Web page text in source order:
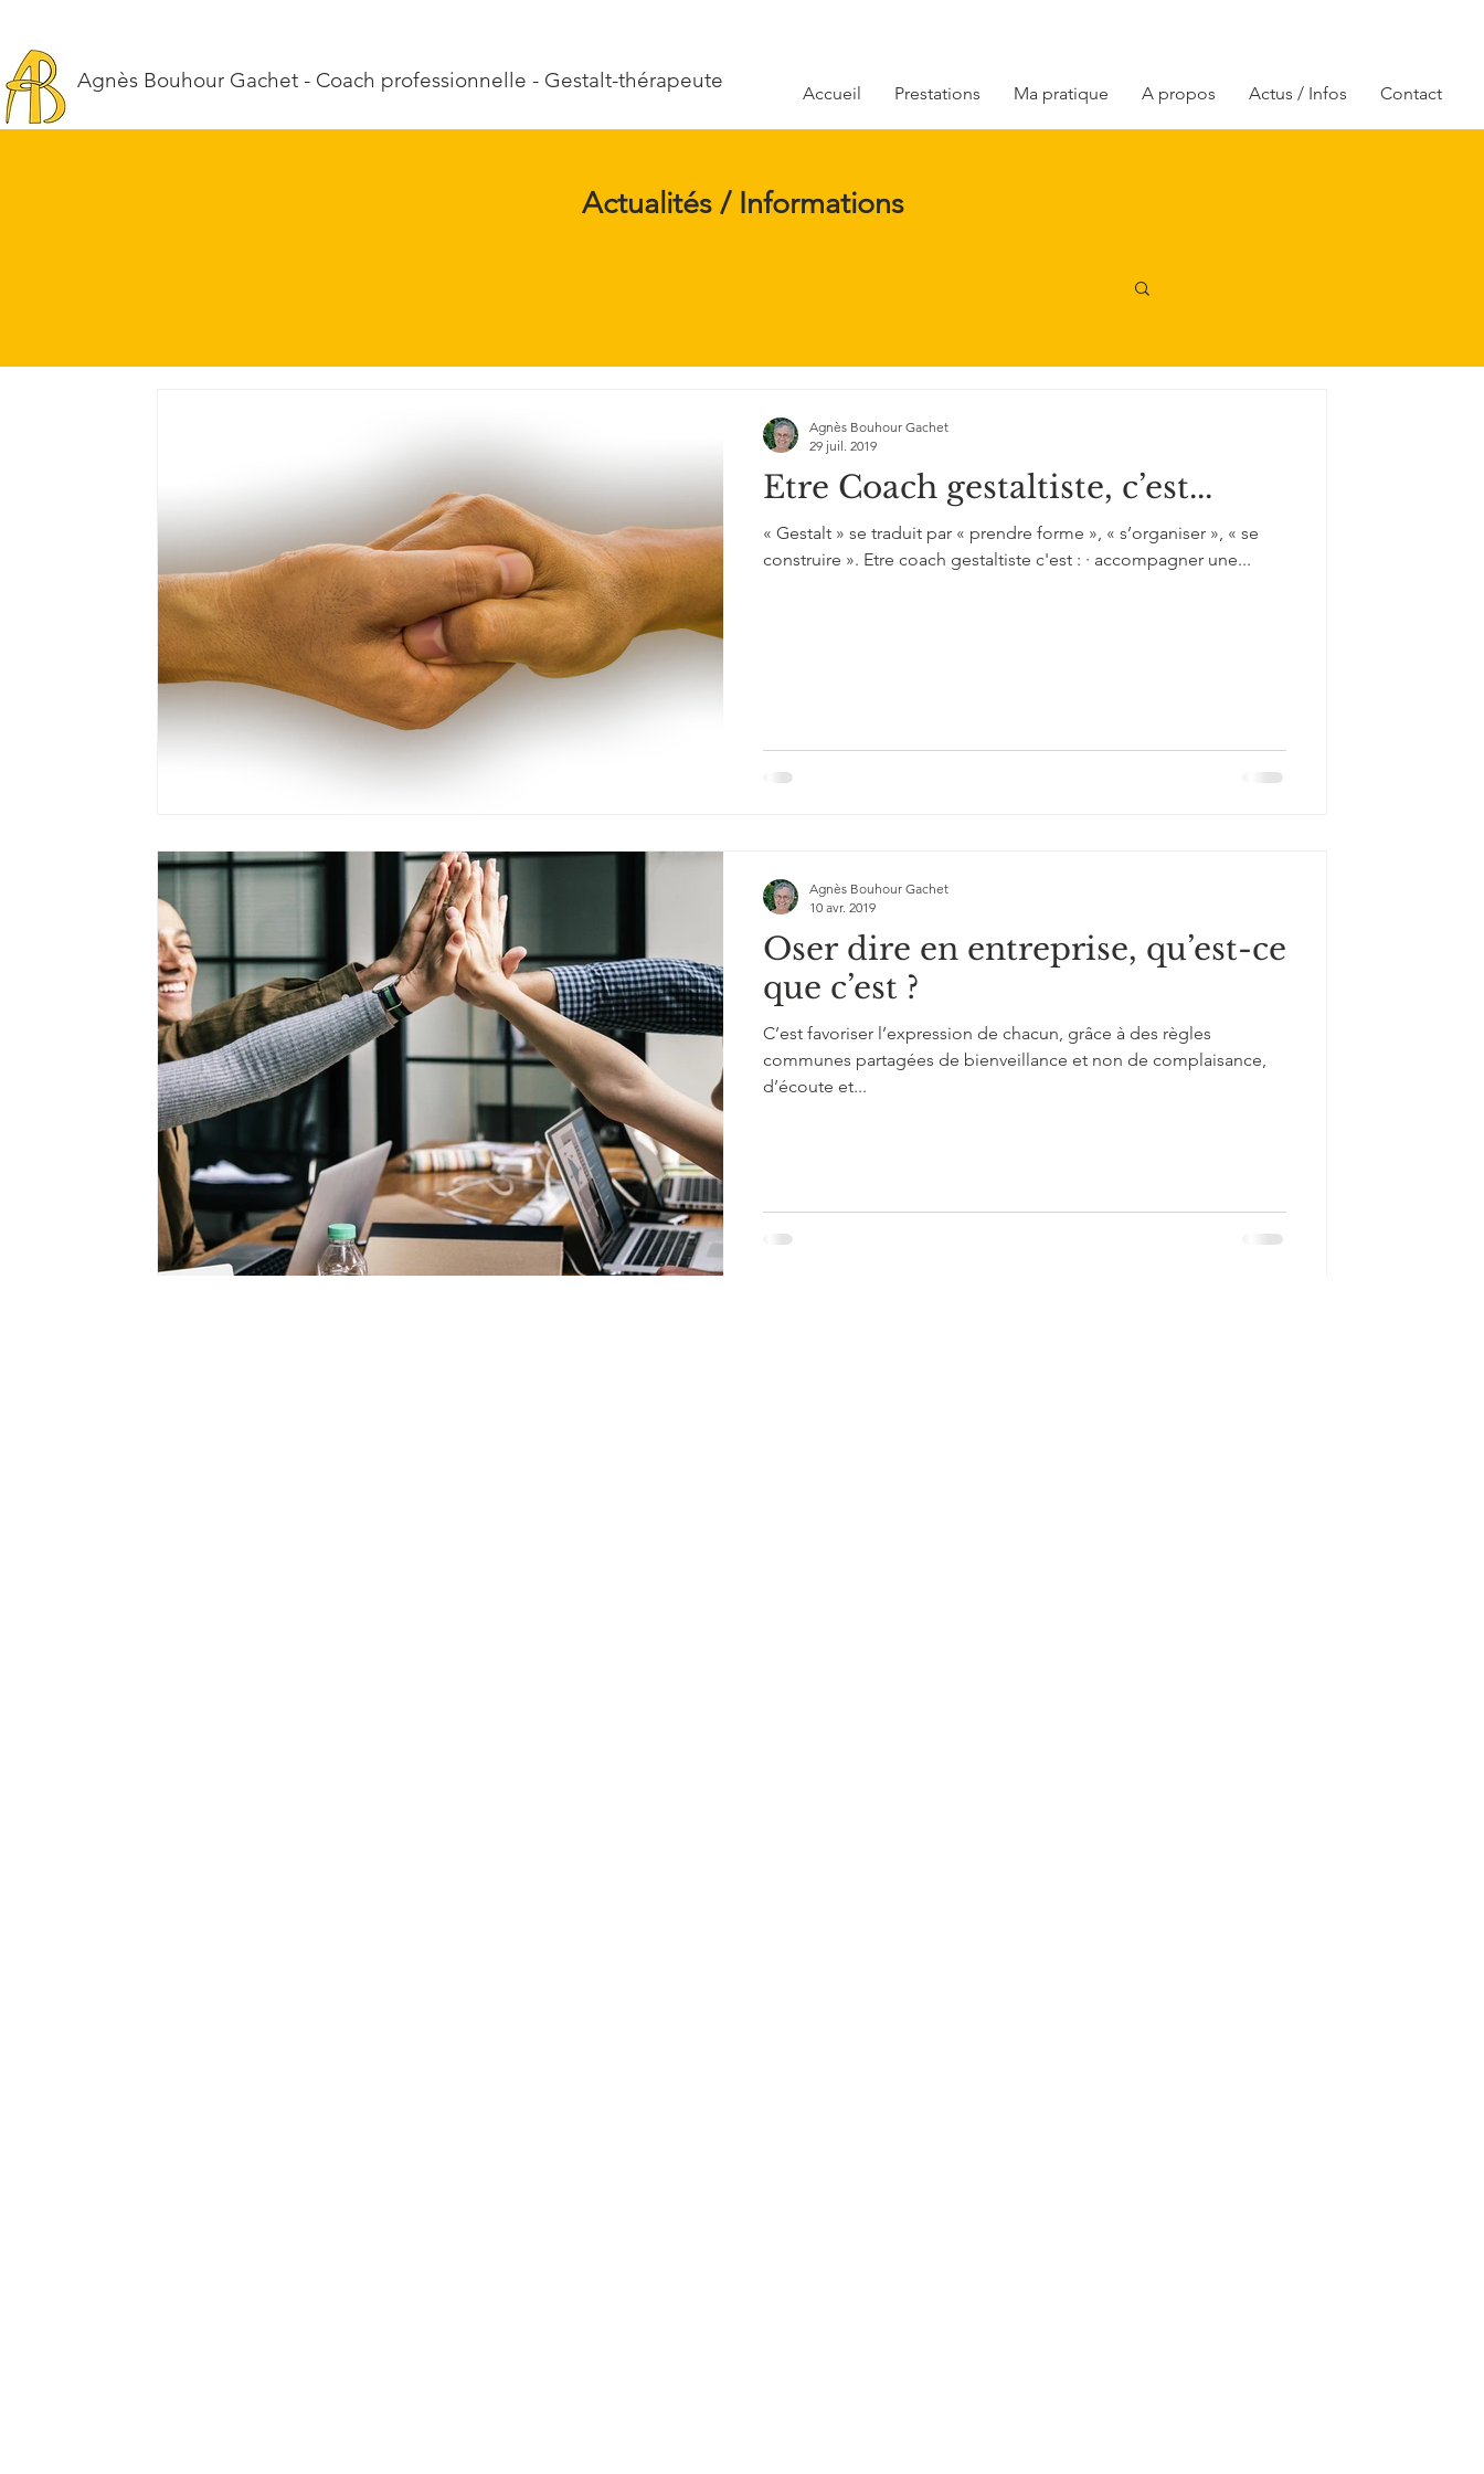
Agnès Bouhour Gachet - Coach professionnelle - Gestalt-thérapeute
Accueil Prestations Ma pratique A propos Actus / Infos Contact
Actualités / Informations
Etre Coach gestaltiste, c’est...
« Gestalt » se traduit par « prendre forme », « s’organiser », « se
construire ». Etre coach gestaltiste c'est : · accompagner une...
Agnès Bouhour Gachet
29 juil. 2019
Oser dire en entreprise, qu’est-ce
que c’est ?
C’est favoriser l’expression de chacun, grâce à des règles
communes partagées de bienveillance et non de complaisance,
d’écoute et...
Agnès Bouhour Gachet
10 avr. 2019